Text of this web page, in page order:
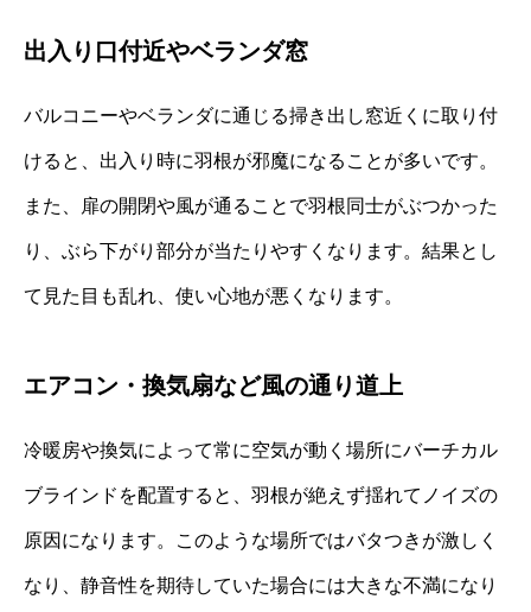
出入り口付近やベランダ窓
バルコニーやベランダに通じる掃き出し窓近くに取り付
けると、出入り時に羽根が邪魔になることが多いです。
また、扉の開閉や風が通ることで羽根同士がぶつかった
り、ぶら下がり部分が当たりやすくなります。結果とし
て見た目も乱れ、使い心地が悪くなります。
エアコン・換気扇など風の通り道上
冷暖房や換気によって常に空気が動く場所にバーチカル
ブラインドを配置すると、羽根が絶えず揺れてノイズの
原因になります。このような場所ではバタつきが激しく
なり、静音性を期待していた場合には大きな不満になり